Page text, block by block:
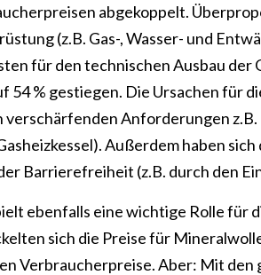
abgekoppelt.
(z.B. Gas-, Wasser- und
für den technischen Ausbau der
54 % gestiegen. Die Ursachen für
verschärfenden Anforderungen
Außerdem haben
Barrierefreiheit (z.B. durch den
ebenfalls eine wichtige Rolle für
sich die Preise für
Verbraucherpreise. Aber: Mit